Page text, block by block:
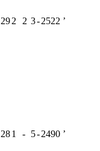
292 2 3-2522 ʼ
281 - 5-2490 ʼ